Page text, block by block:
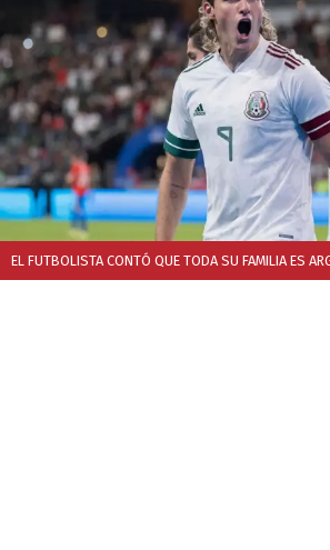
EL FUTBOLISTA CONTÓ QUE TODA SU FAMILIA ES